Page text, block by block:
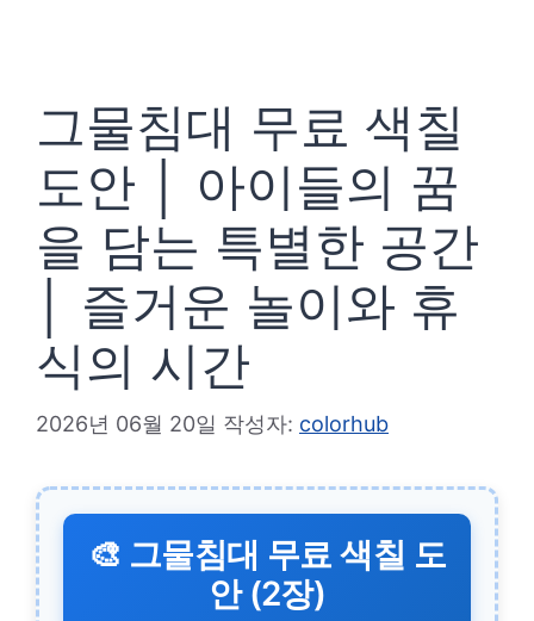
그물침대 무료 색칠
도안 │ 아이들의 꿈
을 담는 특별한 공간
│ 즐거운 놀이와 휴
식의 시간
2026년 06월 20일 작성자: colorhub
🎨 그물침대 무료 색칠 도
안 (2장)